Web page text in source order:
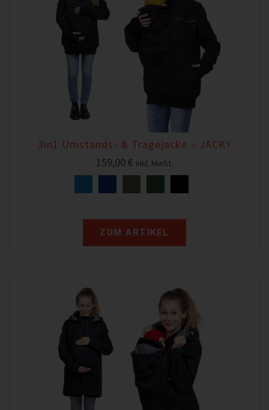
3in1 Umstands- & Tragejacke – JACKY
159,00 € inkl. MwSt.
ZUM ARTIKEL